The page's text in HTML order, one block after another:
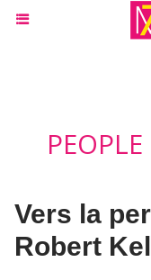
Vers la
Robert